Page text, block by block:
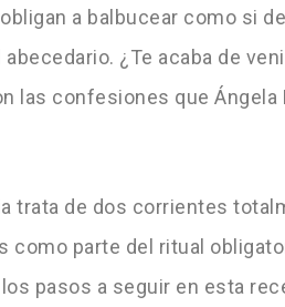
a balbucear como si
¿Te acaba de
las confesiones que
trata de dos corrientes
como parte del ritual
pasos a seguir en esta